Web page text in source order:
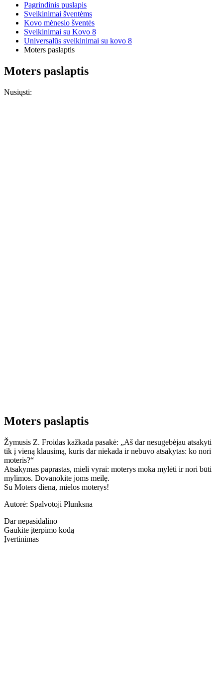
Pagrindinis puslapis
Sveikinimai šventėms
Kovo mėnesio šventės
Sveikinimai su Kovo 8
Universalūs sveikinimai su kovo 8
Moters paslaptis
Moters paslaptis
Nusiųsti:
Moters paslaptis
Žymusis Z. Froidas kažkada pasakė: „Aš dar nesugebėjau atsakyti
tik į vieną klausimą, kuris dar niekada ir nebuvo atsakytas: ko nori
moteris?“
Atsakymas paprastas, mieli vyrai: moterys moka mylėti ir nori būti
mylimos. Dovanokite joms meilę.
Su Moters diena, mielos moterys!
Autorė: Spalvotoji Plunksna
Dar nepasidalino
Gaukite įterpimo kodą
Įvertinimas